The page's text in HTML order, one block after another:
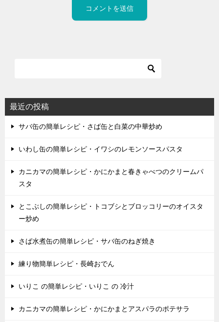
最近の投稿
サバ缶の簡単レシピ・さば缶と白菜の中華炒め
いわし缶の簡単レシピ・イワシのレモンソースパスタ
カニカマの簡単レシピ・かにかまと春きゃべつのクリームパ
スタ
とこぶしの簡単レシピ・トコブシとブロッコリーのオイスタ
ー炒め
さば水煮缶の簡単レシピ・サバ缶のねぎ焼き
練り物簡単レシピ・長崎おでん
いりこ の簡単レシピ・いりこ の 冷汁
カニカマの簡単レシピ・かにかまとアスパラのポテサラ